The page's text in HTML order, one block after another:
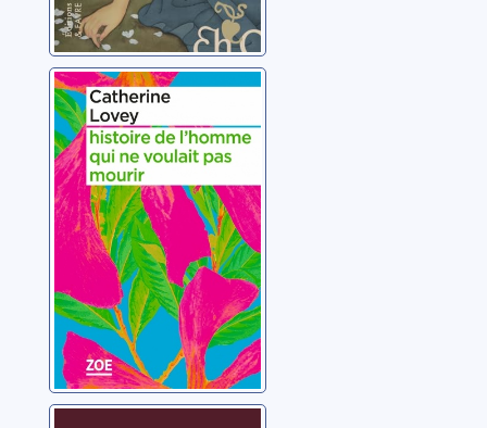
Histoire de
l'homme qui ne
voulait pas
mourir
Lovey, Catherine